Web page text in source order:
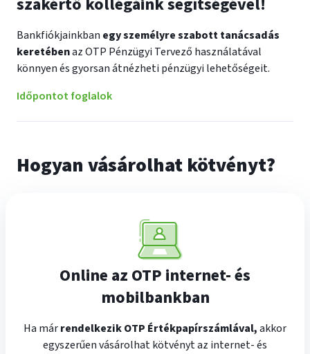
Bankfiókjainkban egy személyre szabott tanácsadás
keretébenaz OTP Pénzügyi Tervező használatával
könnyen és gyorsan átnézheti pénzügyi lehetőségeit.
Időpontot foglalok
Hogyan vásárolhat kötvényt?
Online az OTP internet- és
mobilbankban
Ha márrendelkezik OTP Értékpapírszámlával,akkor
egyszerűen vásárolhat kötvényt az internet- és